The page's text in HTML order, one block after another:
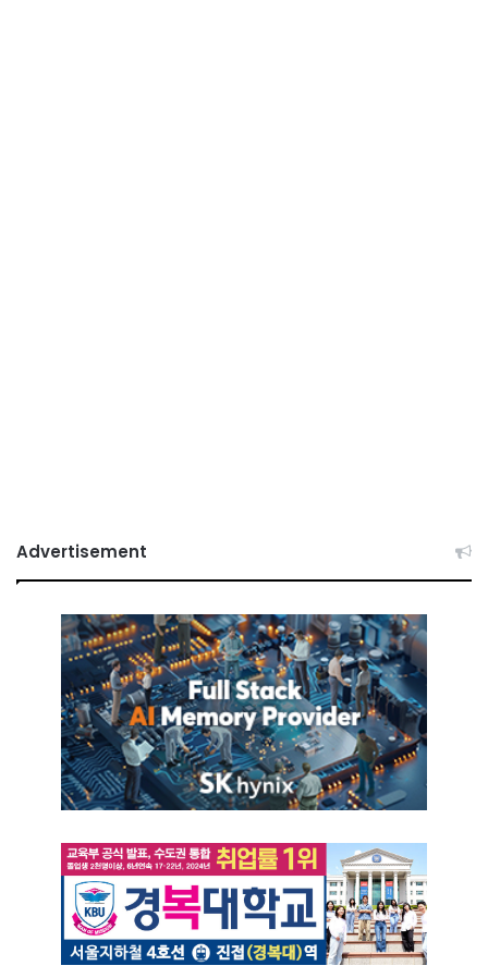
Advertisement